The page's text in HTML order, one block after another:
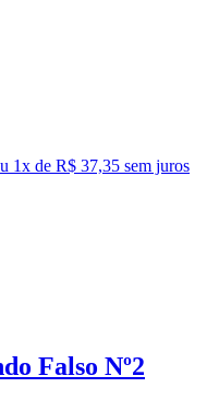
1x de R$ 37,35 sem juros
Falso Nº2